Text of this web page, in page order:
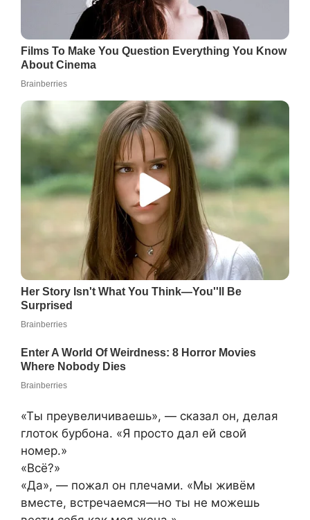
«Ты преувеличиваешь», — сказал он, делая
глоток бурбона. «Я просто дал ей свой
номер.»
«Всё?»
«Да», — пожал он плечами. «Мы живём
вместе, встречаемся—но ты не можешь